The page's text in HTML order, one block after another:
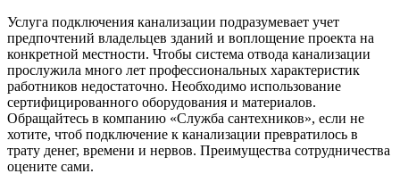
Услуга подключения канализации подразумевает учет
предпочтений владельцев зданий и воплощение проекта на
конкретной местности. Чтобы система отвода канализации
прослужила много лет профессиональных характеристик
работников недостаточно. Необходимо использование
сертифицированного оборудования и материалов.
Обращайтесь в компанию «Служба сантехников», если не
хотите, чтоб подключение к канализации превратилось в
трату денег, времени и нервов. Преимущества сотрудничества
оцените сами.